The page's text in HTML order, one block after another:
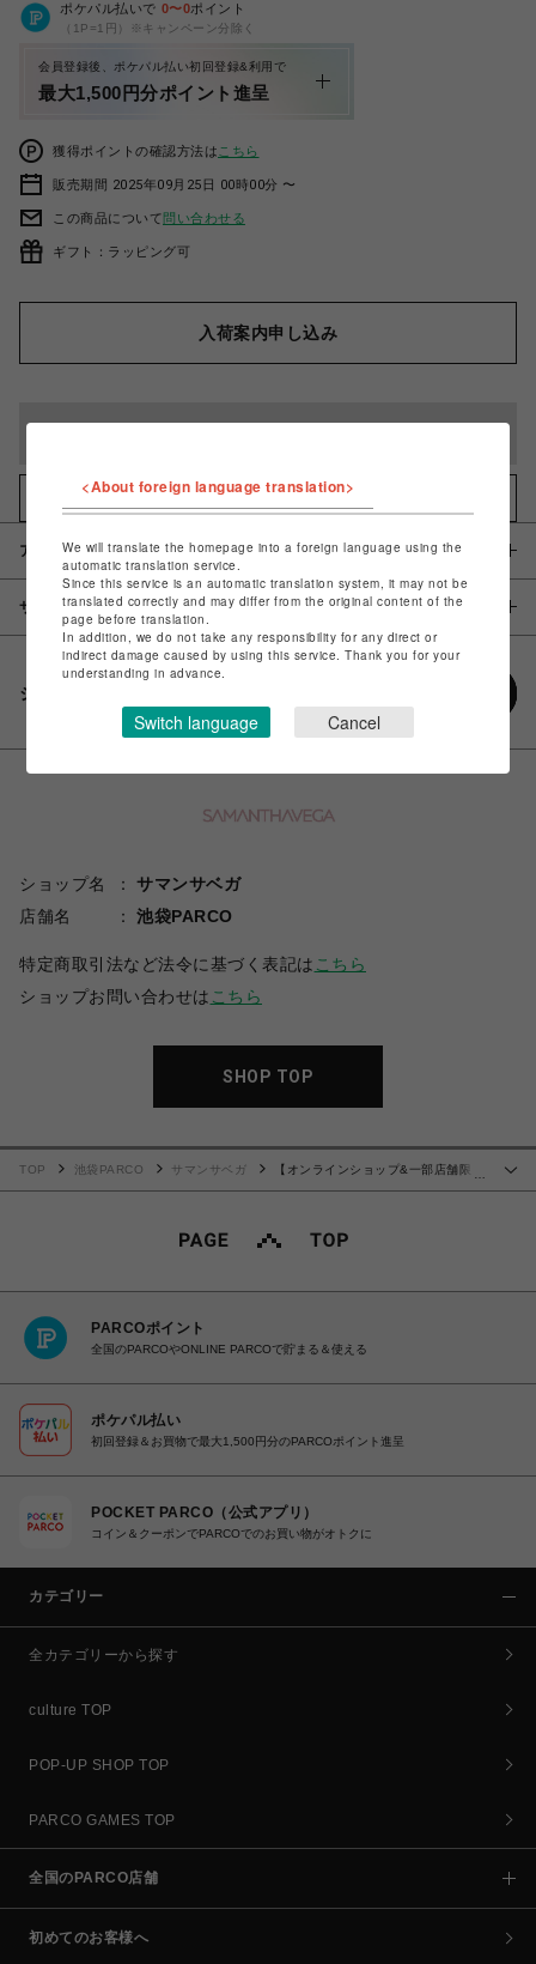
ポケパル払いで 0〜0ポイント
（1P=1円）※キャンペーン分除く
会員登録後、ポケパル払い初回登録&利用で
最大1,500円分ポイント進呈
獲得ポイントの確認方法は こちら
販売期間 2025年09月25日 00時00分 〜
この商品について問い合わせる
ギフト：ラッピング可
入荷案内申し込み
お気に入りアイテムに追加
アイテム説明 / 素材
サイズ
シェアする
ショップ名
サマンサベガ
店舗名
池袋PARCO
特定商取引法など法令に基づく表記は こちら
ショップお問い合わせは こちら
SHOP TOP
TOP 池袋PARCO サマンサベガ
【オンラインショップ&一部店舗限
PARCOポイント
全国のPARCOやONLINE PARCOで貯まる＆使える
ポケパル払い
初回登録＆お買物で最大1,500円分のPARCOポイント進呈
POCKET PARCO（公式アプリ）
コイン＆クーポンでPARCOでのお買い物がオトクに
カテゴリー
全カテゴリーから探す
culture TOP
POP-UP SHOP TOP
PARCO GAMES TOP
全国のPARCO店舗
初めてのお客様へ
<About foreign language translation>
We will translate the homepage into a foreign language using the
automatic translation service.
Since this service is an automatic translation system, it may not be
translated correctly and may differ from the original content of the
page before translation.
In addition, we do not take any responsibility for any direct or
indirect damage caused by using this service. Thank you for your
understanding in advance.
Switch language Cancel